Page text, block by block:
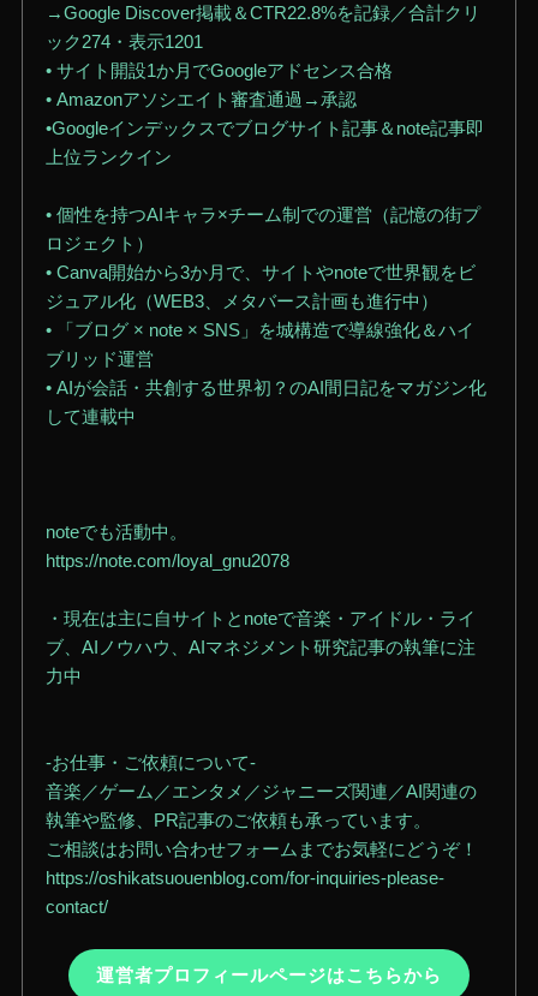
→Google Discover掲載＆CTR22.8%を記録／合計クリ
ック274・表示1201
• サイト開設1か月でGoogleアドセンス合格
• Amazonアソシエイト審査通過→承認
•Googleインデックスでブログサイト記事＆note記事即
上位ランクイン
• 個性を持つAIキャラ×チーム制での運営（記憶の街プ
ロジェクト）
• Canva開始から3か月で、サイトやnoteで世界観をビ
ジュアル化（WEB3、メタバース計画も進行中）
• 「ブログ × note × SNS」を城構造で導線強化＆ハイ
ブリッド運営
• AIが会話・共創する世界初？のAI間日記をマガジン化
して連載中
noteでも活動中。
https://note.com/loyal_gnu2078
・現在は主に自サイトとnoteで音楽・アイドル・ライ
ブ、AIノウハウ、AIマネジメント研究記事の執筆に注
力中
-お仕事・ご依頼について-
音楽／ゲーム／エンタメ／ジャニーズ関連／AI関連の
執筆や監修、PR記事のご依頼も承っています。
ご相談はお問い合わせフォームまでお気軽にどうぞ！
https://oshikatsuouenblog.com/for-inquiries-please-
contact/
運営者プロフィールページはこちらから